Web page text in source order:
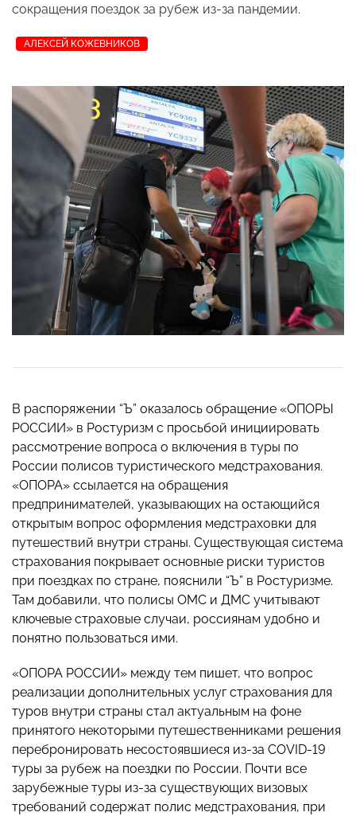
сокращения поездок за рубеж из-за пандемии.
АЛЕКСЕЙ КОЖЕВНИКОВ
В распоряжении “Ъ” оказалось обращение «ОПОРЫ
РОССИИ» в Ростуризм с просьбой инициировать
рассмотрение вопроса о включения в туры по
России полисов туристического медстрахования.
«ОПОРА» ссылается на обращения
предпринимателей, указывающих на остающийся
открытым вопрос оформления медстраховки для
путешествий внутри страны. Существующая система
страхования покрывает основные риски туристов
при поездках по стране, пояснили “Ъ” в Ростуризме.
Там добавили, что полисы ОМС и ДМС учитывают
ключевые страховые случаи, россиянам удобно и
понятно пользоваться ими.
«ОПОРА РОССИИ» между тем пишет, что вопрос
реализации дополнительных услуг страхования для
туров внутри страны стал актуальным на фоне
принятого некоторыми путешественниками решения
перебронировать несостоявшиеся из-за COVID-19
туры за рубеж на поездки по России. Почти все
зарубежные туры из-за существующих визовых
требований содержат полис медстрахования, при